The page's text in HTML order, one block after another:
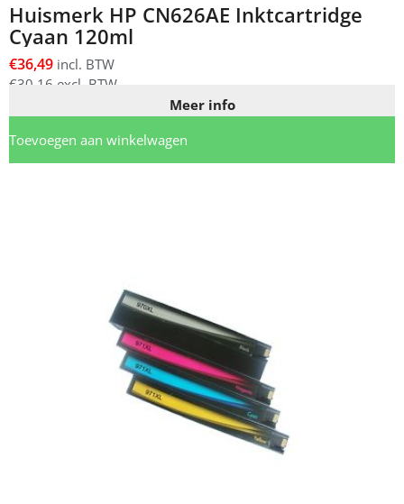
Huismerk HP CN626AE Inktcartridge
Cyaan 120ml
€36,49 incl. BTW
€30,16 excl. BTW
Meer info
Toevoegen aan winkelwagen